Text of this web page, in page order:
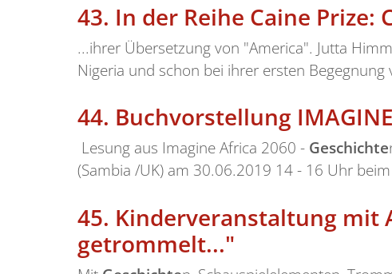
43. In der Reihe Caine
...ihrer Übersetzung von "America". Jutta
Nigeria und schon bei ihrer ersten
44. Buchvorstellung
Lesung aus Imagine Africa 2060 - Geschichte
(Sambia /UK) am 30.06.2019 14 - 16 Uhr
45. Kinderveranstaltung mit
getrommelt..."